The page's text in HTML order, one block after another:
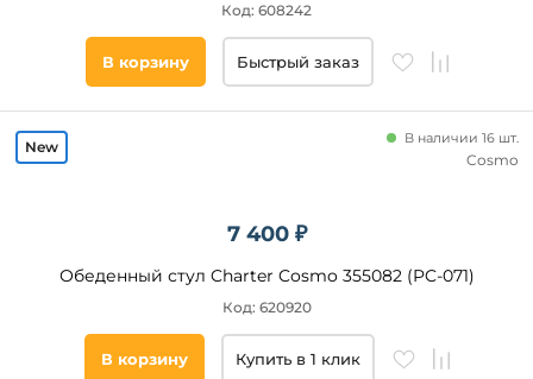
Код: 608242
В корзину Быстрый заказ
7 400 ₽
Обеденный стул Charter Cosmo 355082 (PC-071)
В наличии 16 шт.
Код: 620920
Cosmo
В корзину Купить в 1 клик